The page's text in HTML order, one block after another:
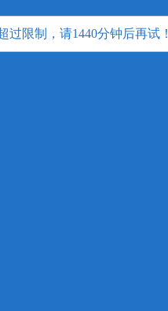
过限制，请1440分钟后再试！